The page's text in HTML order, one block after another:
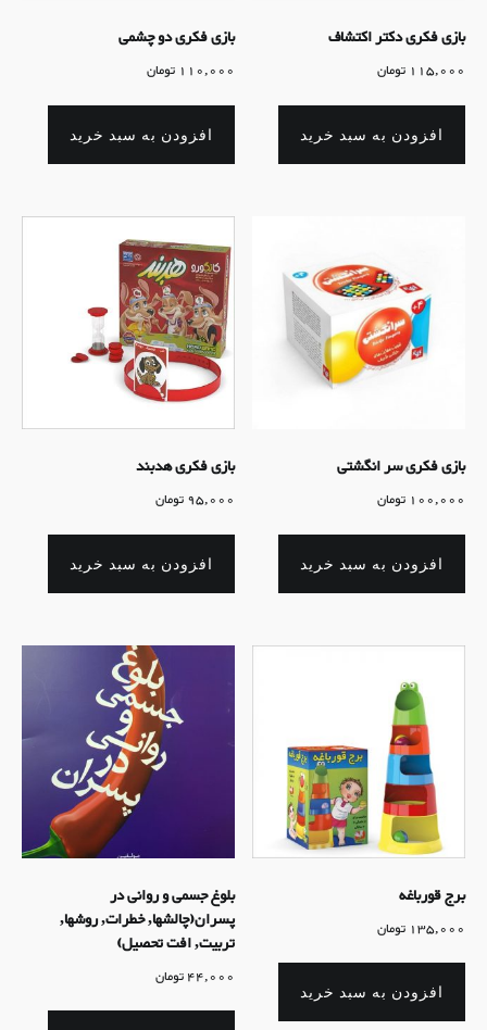
بازی فکری دکتر اکتشاف
115,000 تومان
افزودن به سبد خرید
بازی فکری دو چشمی
110,000 تومان
افزودن به سبد خرید
بازی فکری سر انگشتی
100,000 تومان
افزودن به سبد خرید
بازی فکری هدبند
95,000تومان
افزودن به سبد خرید
برج قورباغه
135,000 تومان
افزودن به سبد خرید
بلوغ جسمی و روانی در
پسران(چالشها, خطرات, روشها,
تربیت, افت تحصیل)
44,000تومان